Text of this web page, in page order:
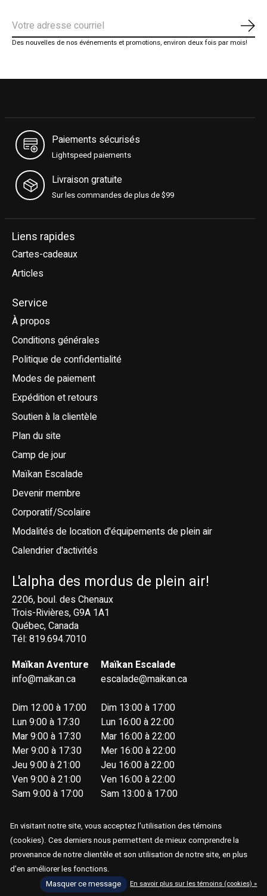
Des nouvelles de nos événements et promotions, environ deux fois par mois!
Paiements sécurisés
Lightspeed paiements
Livraison gratuite
Sur les commandes de plus de $99
Liens rapides
Cartes-cadeaux
Articles
Service
À propos
Conditions générales
Politique de confidentialité
Modes de paiement
Expédition et retours
Soutien à la clientèle
Plan du site
Camp de jour
Maïkan Escalade
Devenir membre
Corporatif/Scolaire
Modalités de location d'équipements de plein air
Calendrier d'activités
L'alpha des mordus de plein air!
2206, boul. des Chenaux
Trois-Rivières, G9A 1A1
Québec, Canada
Tél: 819.694.7010
Maïkan Aventure
info@maikan.ca
Dim 12:00 à 17:00
Lun 9:00 à 17:30
Mar 9:00 à 17:30
Mer 9:00 à 17:30
Jeu 9:00 à 21:00
Ven 9:00 à 21:00
Sam 9:00 à 17:00
Maïkan Escalade
escalade@maikan.ca
Dim 13:00 à 17:00
Lun 16:00 à 22:00
Mar 16:00 à 22:00
Mer 16:00 à 22:00
Jeu 16:00 à 22:00
Ven 16:00 à 22:00
Sam 13:00 à 17:00
© Copyright 2026 Maïkan Aventure
En visitant notre site, vous acceptez l'utilisation des témoins
(cookies). Ces derniers nous permettent de mieux comprendre la
provenance de notre clientèle et son utilisation de notre site, en plus
d'en améliorer les fonctions.
Masquer ce message
En savoir plus sur les témoins (cookies) »